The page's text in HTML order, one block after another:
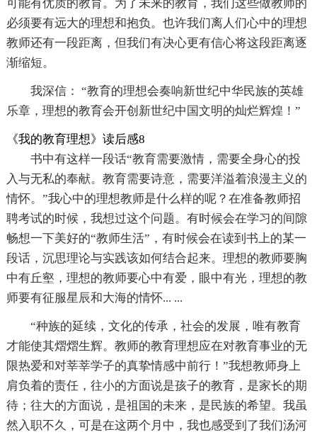
可能有优质的教育。为了未来的教育，我们这些做教师的
必须要有远大的理想和抱负。也许我们离人们心中的理想
教师还有一段距离，但我们有决心更有信心将这段距离逐
渐缩短。
我深信： “教育的理想会奏响新世纪中华民族的英雄
乐章，理想的教育会开创新世纪中国文明的灿烂辉煌！”
《我的教育理想》读后感8
书中有这样一段话“教育需要激情，需要全身心的投
入与无私的奉献。教育需要诗意，需要洋溢着浪漫主义的
情怀。”我心中的理想教师是什么样的呢？在准备教师招
聘考试的时候，我想过这个问题。有时候会在学习的间隙
畅想一下美好的“教师生活”，有时候会在读到书上的某一
段话，沉思理论与实践该如何结合起来。理想的教师要胸
中有丘壑，理想的教师要心中有爱，眼中有光，理想的教
师要有征服星辰和大海的情怀... ...
“种族的延续，文化的传承，社会的发展，唯有教育
才能使其熠熠生辉。教师的教育理想应在对教育事业的无
限热爱和对莘莘学子的真挚情感中前行！”我想教师身上
肩负着的责任，往小的方面说是孩子的教育，是家长的期
待；往大的方面说，是祖国的未来，是民族的希望。我虽
然入职不久，可是在这两个月中，我也感受到了我们汤河